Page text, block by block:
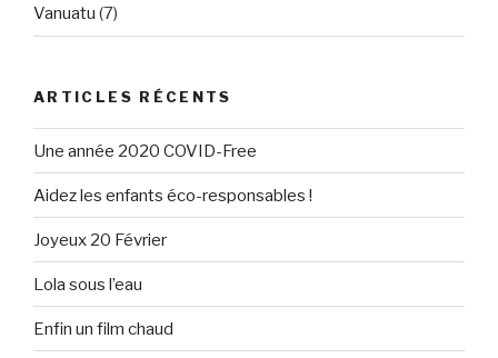
Vanuatu (7)
ARTICLES RÉCENTS
Une année 2020 COVID-Free
Aidez les enfants éco-responsables !
Joyeux 20 Février
Lola sous l’eau
Enfin un film chaud